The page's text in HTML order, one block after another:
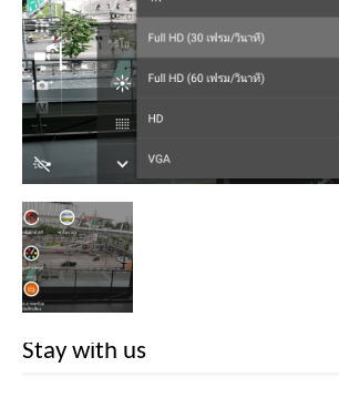
Stay with us